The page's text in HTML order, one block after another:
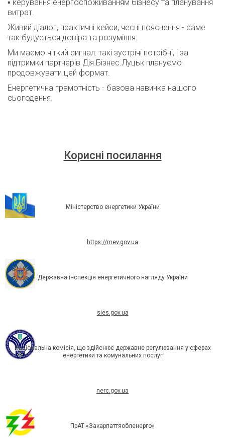
▪️ керування енергоспоживанням бізнесу та планування
витрат.
Живий діалог, практичні кейси, чесні пояснення - саме
так будується довіра та розуміння.
Ми маємо чіткий сигнал: такі зустрічі потрібні, і за
підтримки партнерів Дія.Бізнес.Луцьк плануємо
продовжувати цей формат.
Енергетична грамотність - базова навичка нашого
сьогодення.
Корисні посилання
Міністерство енергетики України
https://mev.gov.ua
Державна інспекція енергетичного нагляду України
sies.gov.ua
Національна комісія, що здійснює державне регулювання у сферах
енергетики та комунальних послуг
nerc.gov.ua
ПрАТ «Закарпаттяобленерго»